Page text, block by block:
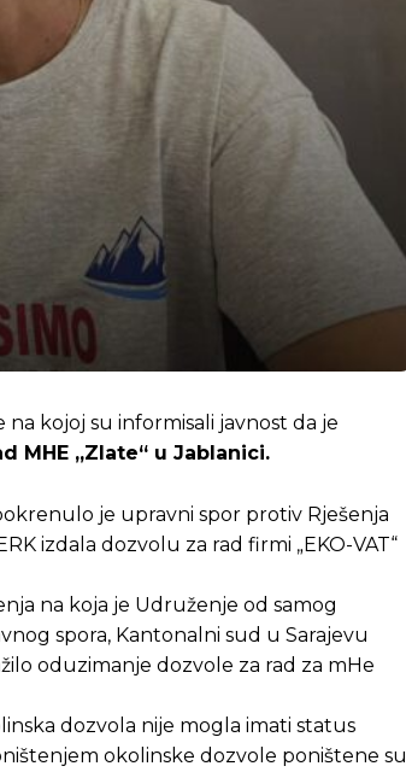
kojoj su informisali javnost da je
MHE „Zlate“ u Jablanici.
je upravni spor protiv Rješenja
izdala dozvolu za rad firmi „EKO-VAT“
na koja je Udruženje od samog
spora, Kantonalni sud u Sarajevu
oduzimanje dozvole za rad za mHe
dozvola nije mogla imati status
okolinske dozvole poništene su